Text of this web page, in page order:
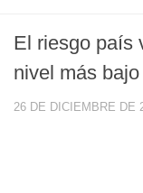
El riesgo país
nivel más
26 DE DICIEMBRE DE